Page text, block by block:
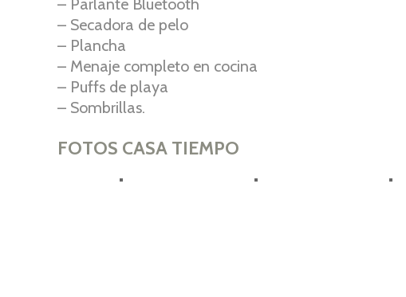
– Parlante Bluetooth
– Secadora de pelo
– Plancha
– Menaje completo en cocina
– Puffs de playa
– Sombrillas.
FOTOS CASA TIEMPO